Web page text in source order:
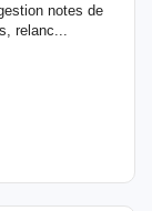
notes de
relanc...